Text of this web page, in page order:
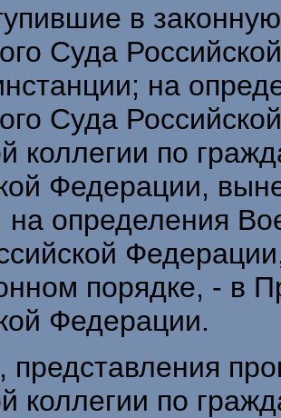
в
Суда
на
Суда
коллегии по
Федерации,
на определения
порядке, - в
Федерации.
коллегии по